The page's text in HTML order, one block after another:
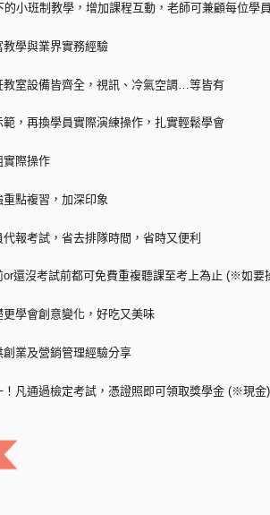
小班制教學，增加課程互動，老師可兼顧每位學
學與業界實務經驗
教室設備皆齊全，視訊、冷氣空調…等皆有
，再換學員實際演練操作，扎實輕鬆學會
實際操作
點複習，加深印象
報考試，省去排隊時間，省時又便利
還沒考試前都可免費重複聽課至考上為止 (※如要
學會創意變化，好吃又美味
業及營銷管理經驗分享
凡通過檢定考試，憑證照即可領取獎學金 (※現金)